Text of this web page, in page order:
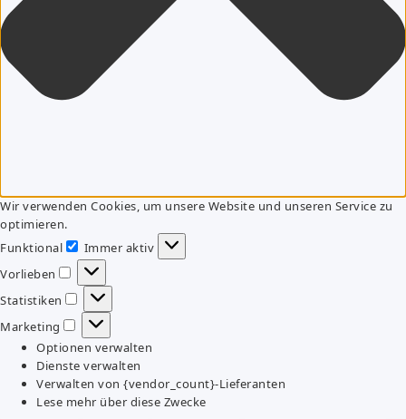
Wir verwenden Cookies, um unsere Website und unseren Service zu
optimieren.
Funktional
Funktional
Immer aktiv
Vorlieben
Vorlieben
Statistiken
Statistiken
Marketing
Marketing
Optionen verwalten
Dienste verwalten
Verwalten von {vendor_count}-Lieferanten
Lese mehr über diese Zwecke